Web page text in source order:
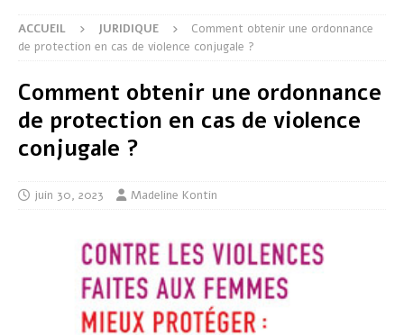
ACCUEIL JURIDIQUE
Comment obtenir une ordonnance
de protection en cas de violence conjugale ?
Comment obtenir une ordonnance
de protection en cas de violence
conjugale ?
juin 30, 2023 Madeline Kontin